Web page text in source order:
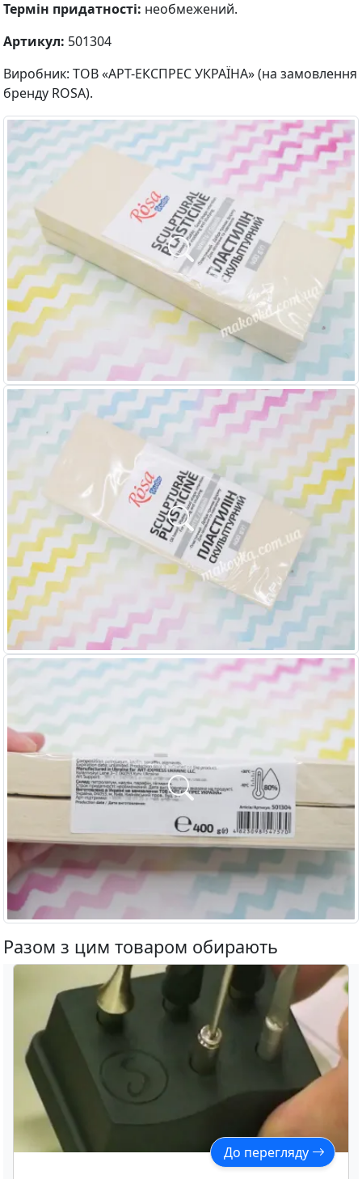
Термін придатності: необмежений.
Артикул: 501304
Виробник: ТОВ «АРТ-ЕКСПРЕС УКРАЇНА» (на замовлення
бренду ROSA).
Разом з цим товаром обирають
До перегляду